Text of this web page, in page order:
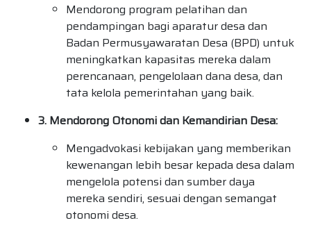
Mendorong program pelatihan dan
pendampingan bagi aparatur desa dan
Badan Permusyawaratan Desa (BPD) untuk
meningkatkan kapasitas mereka dalam
perencanaan, pengelolaan dana desa, dan
tata kelola pemerintahan yang baik.
3. Mendorong Otonomi dan Kemandirian Desa:
Mengadvokasi kebijakan yang memberikan
kewenangan lebih besar kepada desa dalam
mengelola potensi dan sumber daya
mereka sendiri, sesuai dengan semangat
otonomi desa.